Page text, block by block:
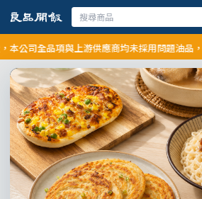
全品項與上游供應商均未採用問題油品，請安